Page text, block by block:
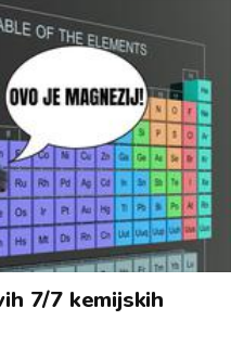
7/7 kemijskih